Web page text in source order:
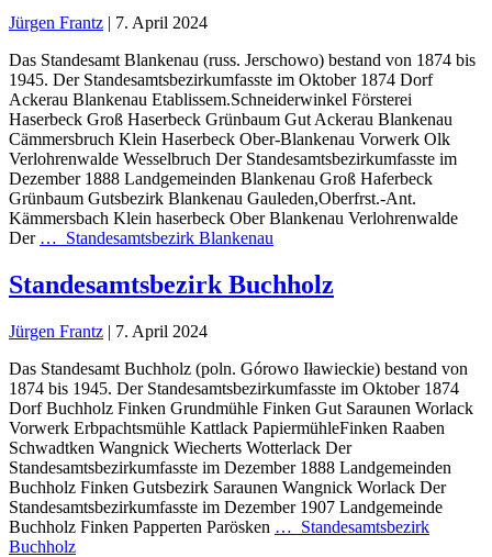
Jürgen Frantz | 7. April 2024
Das Standesamt Blankenau (russ. Jerschowo) bestand von 1874 bis
1945. Der Standesamtsbezirkumfasste im Oktober 1874 Dorf
Ackerau Blankenau Etablissem.Schneiderwinkel Försterei
Haserbeck Groß Haserbeck Grünbaum Gut Ackerau Blankenau
Cämmersbruch Klein Haserbeck Ober-Blankenau Vorwerk Olk
Verlohrenwalde Wesselbruch Der Standesamtsbezirkumfasste im
Dezember 1888 Landgemeinden Blankenau Groß Haferbeck
Grünbaum Gutsbezirk Blankenau Gauleden,Oberfrst.-Ant.
Kämmersbach Klein haserbeck Ober Blankenau Verlohrenwalde
Der … Standesamtsbezirk Blankenau
Standesamtsbezirk Buchholz
Jürgen Frantz | 7. April 2024
Das Standesamt Buchholz (poln. Górowo Iławieckie) bestand von
1874 bis 1945. Der Standesamtsbezirkumfasste im Oktober 1874
Dorf Buchholz Finken Grundmühle Finken Gut Saraunen Worlack
Vorwerk Erbpachtsmühle Kattlack PapiermühleFinken Raaben
Schwadtken Wangnick Wiecherts Wotterlack Der
Standesamtsbezirkumfasste im Dezember 1888 Landgemeinden
Buchholz Finken Gutsbezirk Saraunen Wangnick Worlack Der
Standesamtsbezirkumfasste im Dezember 1907 Landgemeinde
Buchholz Finken Papperten Parösken … Standesamtsbezirk
Buchholz